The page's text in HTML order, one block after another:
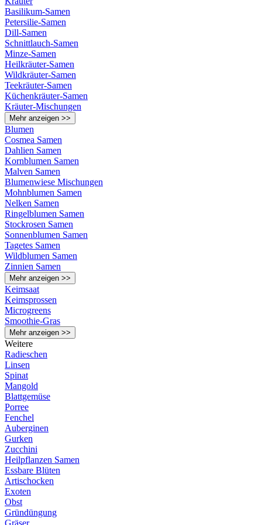
Basilikum-Samen
Petersilie-Samen
Dill-Samen
Schnittlauch-Samen
Minze-Samen
Heilkräuter-Samen
Wildkräuter-Samen
Teekräuter-Samen
Küchenkräuter-Samen
Kräuter-Mischungen
Mehr anzeigen >>
Blumen
Cosmea Samen
Dahlien Samen
Kornblumen Samen
Malven Samen
Blumenwiese Mischungen
Mohnblumen Samen
Nelken Samen
Ringelblumen Samen
Stockrosen Samen
Sonnenblumen Samen
Tagetes Samen
Wildblumen Samen
Zinnien Samen
Mehr anzeigen >>
Keimsaat
Keimsprossen
Microgreens
Smoothie-Gras
Mehr anzeigen >>
Weitere
Radieschen
Linsen
Spinat
Mangold
Blattgemüse
Porree
Fenchel
Auberginen
Gurken
Zucchini
Heilpflanzen Samen
Essbare Blüten
Artischocken
Exoten
Obst
Gründüngung
Gräser